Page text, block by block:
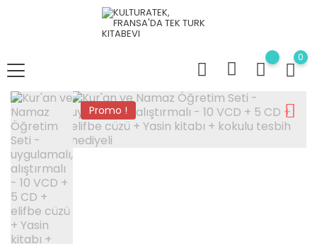
0
Promo !